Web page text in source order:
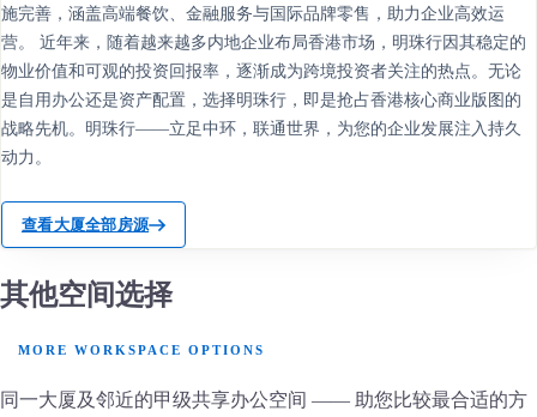
施完善，涵盖高端餐饮、金融服务与国际品牌零售，助力企业高效运
营。 近年来，随着越来越多内地企业布局香港市场，明珠行因其稳定的
物业价值和可观的投资回报率，逐渐成为跨境投资者关注的热点。无论
是自用办公还是资产配置，选择明珠行，即是抢占香港核心商业版图的
战略先机。明珠行——立足中环，联通世界，为您的企业发展注入持久
动力。
查看大厦全部房源
其他空间选择
MORE WORKSPACE OPTIONS
同一大厦及邻近的甲级共享办公空间 —— 助您比较最合适的方